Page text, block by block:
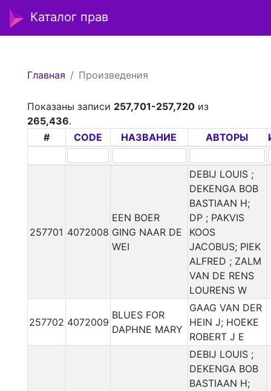
Каталог прав
Главная Произведения
Показаны записи 257,701-257,720из
265,436.
#
CODE НАЗВАНИЕ АВТОРЫ
257701 4072008
EEN BOER
GING NAAR DE
WEI
DEBIJ LOUIS ;
DEKENGA BOB
BASTIAAN H;
DP ; PAKVIS
KOOS
JACOBUS; PIEK
ALFRED ; ZALM
VAN DE RENS
LOURENS W
257702 4072009
BLUES FOR
DAPHNE MARY
GAAG VAN DER
HEIN J; HOEKE
ROBERT J E
DEBIJ LOUIS ;
DEKENGA BOB
BASTIAAN H;